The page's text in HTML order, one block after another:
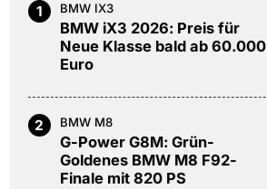
1 BMW IX3
BMW iX3 2026: Preis für
Neue Klasse bald ab 60.000
Euro
2 BMW M8
G-Power G8M: Grün-
Goldenes BMW M8 F92-
Finale mit 820 PS